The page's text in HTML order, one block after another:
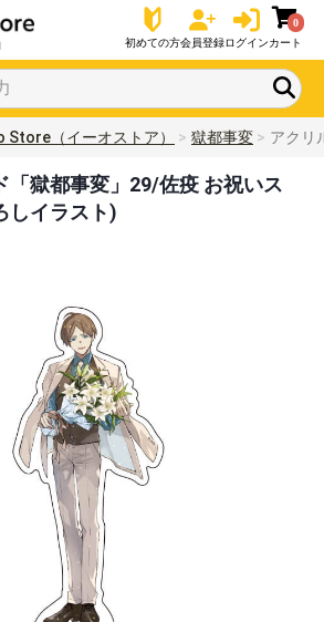
初めての方会員登録ログイン
0
カート
Store（イーオストア） 獄都事変 アクリ
「獄都事変」29/佐疫 お祝いス
しイラスト)